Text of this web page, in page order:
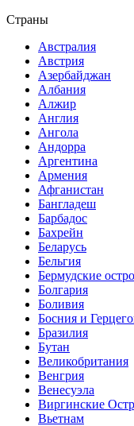
Страны
Австралия
Австрия
Азербайджан
Албания
Алжир
Англия
Ангола
Андорра
Аргентина
Армения
Афганистан
Бангладеш
Барбадос
Бахрейн
Беларусь
Бельгия
Бермудские
Болгария
Боливия
Босния и
Бразилия
Бутан
Великобритания
Венгрия
Венесуэла
Виргинские
Вьетнам